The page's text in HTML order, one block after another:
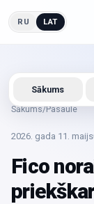
RU LAT
Sākums/Pasaule
2026. gada 11. maijs
Fico
Sākums